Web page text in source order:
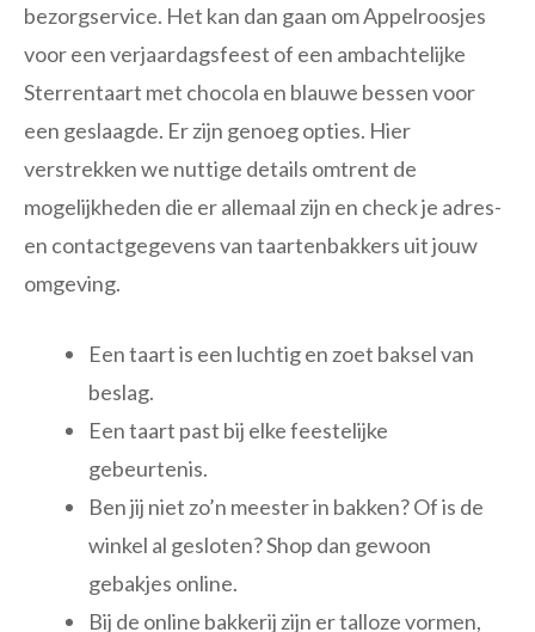
bezorgservice. Het kan dan gaan om Appelroosjes
voor een verjaardagsfeest of een ambachtelijke
Sterrentaart met chocola en blauwe bessen voor
een geslaagde. Er zijn genoeg opties. Hier
verstrekken we nuttige details omtrent de
mogelijkheden die er allemaal zijn en check je adres-
en contactgegevens van taartenbakkers uit jouw
omgeving.
Een taart is een luchtig en zoet baksel van
beslag.
Een taart past bij elke feestelijke
gebeurtenis.
Ben jij niet zo’n meester in bakken? Of is de
winkel al gesloten? Shop dan gewoon
gebakjes online.
Bij de online bakkerij zijn er talloze vormen,